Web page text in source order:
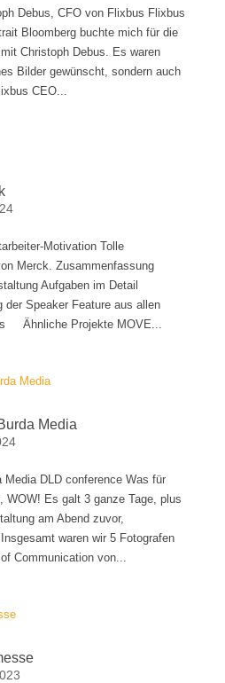
Debus, CFO von Flixbus Flixbus
Bloomberg buchte mich für die
Christoph Debus. Es waren
Bilder gewünscht, sondern auch
CEO...
Motivation Tolle
Merck. Zusammenfassung
Aufgaben im Detail
der Speaker Feature aus allen
Ähnliche Projekte MOVE...
Media
Media DLD conference Was für
WOW! Es galt 3 ganze Tage, plus
am Abend zuvor,
waren wir 5 Fotografen
Communication von...